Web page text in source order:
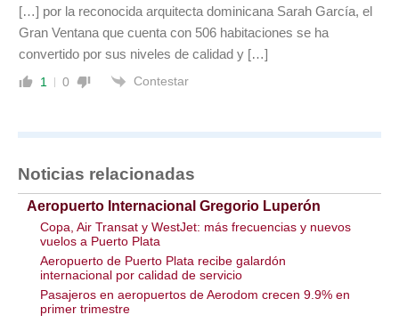
[…] por la reconocida arquitecta dominicana Sarah García, el
Gran Ventana que cuenta con 506 habitaciones se ha
convertido por sus niveles de calidad y […]
1 0 Contestar
Noticias relacionadas
Aeropuerto Internacional Gregorio Luperón
Copa, Air Transat y WestJet: más frecuencias y nuevos
vuelos a Puerto Plata
Aeropuerto de Puerto Plata recibe galardón
internacional por calidad de servicio
Pasajeros en aeropuertos de Aerodom crecen 9.9% en
primer trimestre